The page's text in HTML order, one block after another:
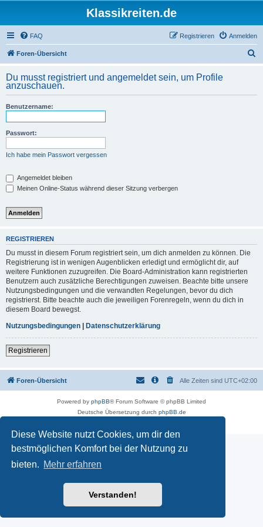
Diese Website nutzt Cookies, um dir den
bestmöglichen Komfort bei der Nutzung zu
bieten. Mehr erfahren
Verstanden!
Klassikreiten.de
FAQ Anmelden
Registrieren
Foren-Übersicht
h
Du musst registriert und angemeldet sein, um Profile
anzuschauen.
Benutzername:
Passwort:
Ich habe mein Passwort vergessen
Angemeldet bleiben
Meinen Online-Status während dieser Sitzung verbergen
REGISTRIEREN
Du musst in diesem Forum registriert sein, um dich anmelden zu können. Die
Registrierung ist in wenigen Augenblicken erledigt und ermöglicht dir, auf
weitere Funktionen zuzugreifen. Die Board-Administration kann registrierten
Benutzern auch zusätzliche Berechtigungen zuweisen. Beachte bitte unsere
Nutzungsbedingungen und die verwandten Regelungen, bevor du dich
registrierst. Bitte beachte auch die jeweiligen Forenregeln, wenn du dich in
diesem Board bewegst.
Nutzungsbedingungen | Datenschutzerklärung
Registrieren
Foren-Übersicht Alle Zeiten sind UTC+02:00
Powered by phpBB® Forum Software © phpBB Limited
Deutsche Übersetzung durch phpBB.de